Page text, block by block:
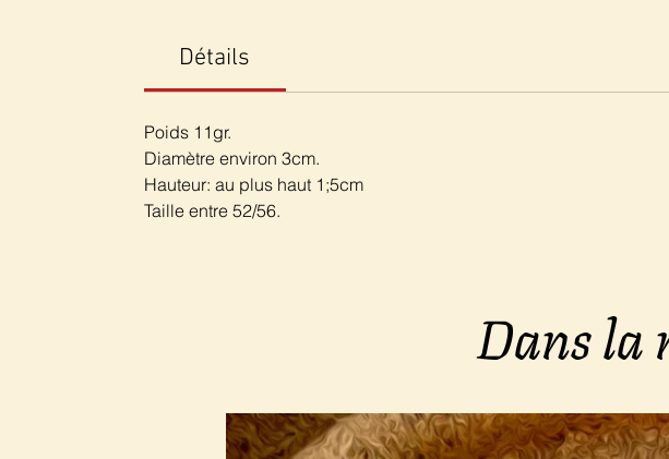
Détails
Poids 11gr.
Diamètre environ 3cm.
Hauteur: au plus haut 1;5cm
Taille entre 52/56.
Dans la